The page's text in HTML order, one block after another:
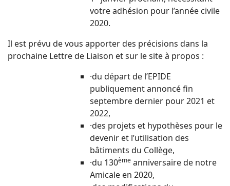
votre adhésion pour l’année civile
2020.
Il est prévu de vous apporter des précisions dans la
prochaine Lettre de Liaison et sur le site à propos :
·du départ de l’EPIDE
publiquement annoncé fin
septembre dernier pour 2021 et
2022,
·des projets et hypothèses pour le
devenir et l’utilisation des
bâtiments du Collège,
·du 130ème anniversaire de notre
Amicale en 2020,